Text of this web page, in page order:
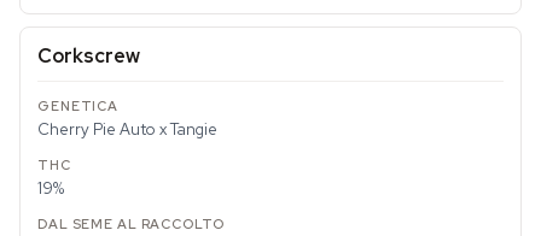
Corkscrew
Cherry Pie Auto x Tangie
19%